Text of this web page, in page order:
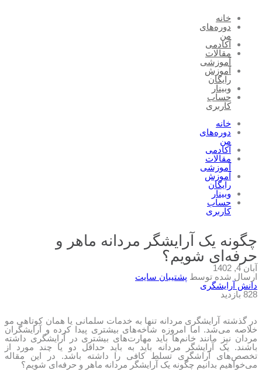
خانه
دوره‌های
من
آکادمی
مقالات
آموزشی
آموزش
رایگان
وبینار
حساب
کاربری
خانه
دوره‌های
من
آکادمی
مقالات
آموزشی
آموزش
رایگان
وبینار
حساب
کاربری
چگونه یک آرایشگر مردانه ماهر و
حرفه‌ای شویم؟
آبان 4, 1402
ارسال شده توسط پشتیبان سایت
دانش آرایشگری
828 بازدید
در گذشته آرایشگری مردانه تنها به خدمات سلمانی یا همان کوتاهی مو
خلاصه می‌شد. اما امروزه شاخه‌های بیشتری پیدا کرده و آرایشگران
مردان نیز مانند خانم‌ها باید مهارت‌های بیشتری در آرایشگری داشته
باشند. یک آرایشگر مردانه باید به باید حداقل دو یا چند مورد از
تخصص‌های آراشگری تسلط کافی را داشته باشد. در این مقاله
می‌خواهیم بدانیم چگونه یک آرایشگر مردانه ماهر و حرفه‌ای شویم؟